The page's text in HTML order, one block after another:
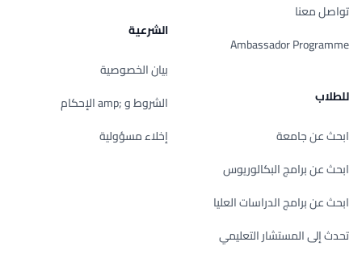
تواصل معنا
Ambassador Programme
للطلاب
ابحث عن جامعة
ابحث عن برامج البكالوريوس
ابحث عن برامج الدراسات العليا
تحدث إلى المستشار التعليمي
الشرعية
بيان الخصوصية
الشروط و ;amp الإحكام
إخلاء مسؤولية